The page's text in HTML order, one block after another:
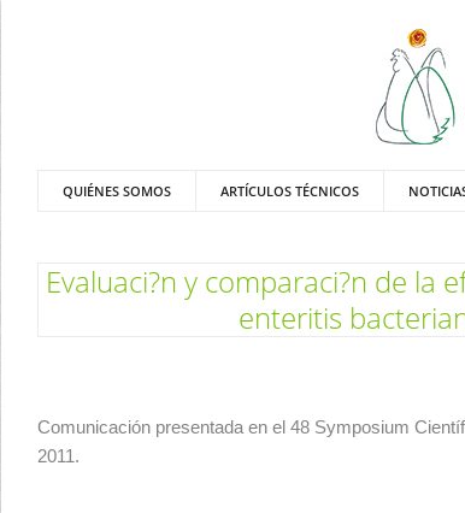
QUIÉNES SOMOS ARTÍCULOS TÉCNICOS
Evaluaci?n y comparaci?n de la
enteritis
Comunicación presentada en el 48 Symposium
2011.